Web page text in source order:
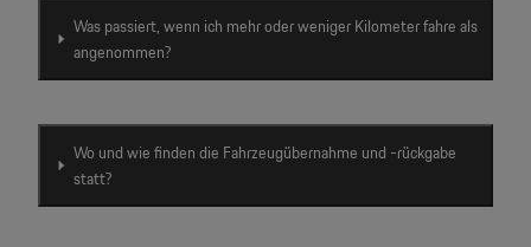
Was passiert, wenn ich mehr oder weniger Kilometer fahre als
angenommen?
Wo und wie finden die Fahrzeugübernahme und -rückgabe
statt?